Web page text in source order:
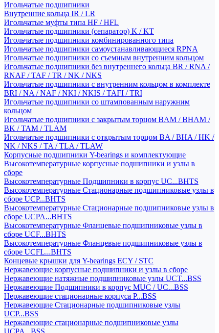
Игольчатые подшипники
Внутренние кольца IR / LR
Игольчатые муфты типа HF / HFL
Игольчатые подшипники (сепаратор) K / KT
Игольчатые подшипники комбинированного типа
Игольчатые подшипники самоустанавливающиеся RPNA
Игольчатые подшипники со съемным внутренним кольцом
Игольчатые подшипники без внутреннего кольца BR / RNA /
RNAF / TAF / TR / NK / NKS
Игольчатые подшипники с внутренним кольцом в комплекте
BRI / NA / NAF / NKI / NKIS / TAFI / TRI
Игольчатые подшипники со штампованным наружним
кольцом
Игольчатые подшипники с закрытым торцом BAM / BHAM /
BK / TAM / TLAM
Игольчатые подшипники с открытым торцом BA / BHA / HK /
NK / NKS / TA / TLA / TLAW
Корпусные подшипники Y-bearings и комплектующие
Высокотемпературные корпусные подшипники и узлы в
сборе
Высокотемпературные Подшипники в корпус UC...BHTS
Высокотемпературные Стационарные подшипниковые узлы в
сборе UCP...BHTS
Высокотемпературные Стационарные подшипниковые узлы в
сборе UCPA...BHTS
Высокотемпературные Фланцевые подшипниковые узлы в
сборе UCF...BHTS
Высокотемпературные Фланцевые подшипниковые узлы в
сборе UCFL...BHTS
Концевые крышки для Y-bearings ECY / STC
Нержавеющие корпусные подшипники и узлы в сборе
Нержавеющие натяжные подшипниковые узлы UCT...BSS
Нержавеющие Подшипники в корпус MUC / UC...BSS
Нержавеющие стационарные корпуса P...BSS
Нержавеющие Стационарные подшипниковые узлы
UCP...BSS
Нержавеющие стационарные подшипниковые узлы
UCPA...BSS